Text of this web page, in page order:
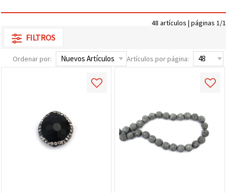
48 artículos | páginas 1/1
FILTROS
Ordenar por: Artículos por página: